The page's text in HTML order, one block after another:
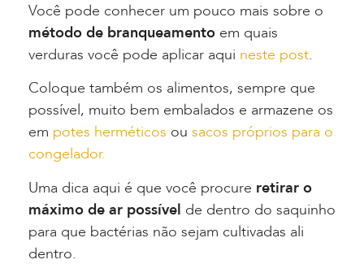
Você pode conhecer um pouco mais sobre o
método de branqueamento em quais
verduras você pode aplicar aqui neste post.
Coloque também os alimentos, sempre que
possível, muito bem embalados e armazene os
em potes herméticos ou sacos próprios para o
congelador.
Uma dica aqui é que você procure retirar o
máximo de ar possível de dentro do saquinho
para que bactérias não sejam cultivadas ali
dentro.